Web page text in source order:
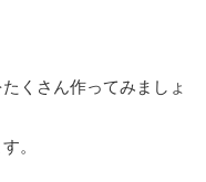
くさん作ってみましょ
。